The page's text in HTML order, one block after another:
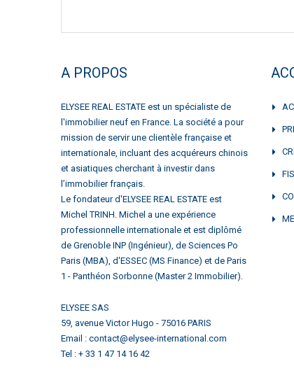
A PROPOS
ELYSEE REAL ESTATE est un spécialiste de
l'immobilier neuf en France. La société a pour
mission de servir une clientèle française et
internationale, incluant des acquéreurs chinois
et asiatiques cherchant à investir dans
l’immobilier français.
Le fondateur d'ELYSEE REAL ESTATE est
Michel TRINH. Michel a une expérience
professionnelle internationale et est diplômé
de Grenoble INP (Ingénieur), de Sciences Po
Paris (MBA), d'ESSEC (MS Finance) et de Paris
1 - Panthéon Sorbonne (Master 2 Immobilier).
ELYSEE SAS
59, avenue Victor Hugo - 75016 PARIS
Email : contact@elysee-international.com
Tel : + 33 1 47 14 16 42